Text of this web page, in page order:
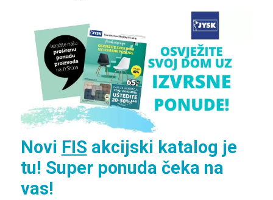
Novi FIS akcijski katalog je
tu! Super ponuda čeka na
vas!